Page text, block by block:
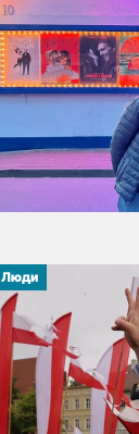
Люди